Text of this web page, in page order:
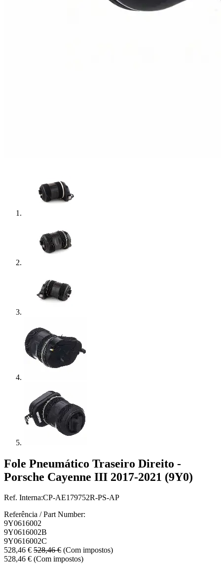
Fole Pneumático Traseiro Direito -
Porsche Cayenne III 2017-2021 (9Y0)
Ref. Interna:CP-AE179752R-PS-AP
Referência / Part Number:
9Y0616002
9Y0616002B
9Y0616002C
528,46 € 528,46€ (Com impostos)
528,46 € (Com impostos)